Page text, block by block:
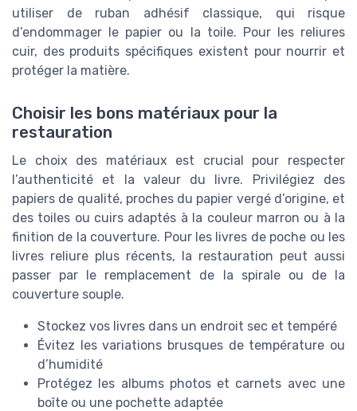
utiliser de ruban adhésif classique, qui risque
d’endommager le papier ou la toile. Pour les reliures
cuir, des produits spécifiques existent pour nourrir et
protéger la matière.
Choisir les bons matériaux pour la
restauration
Le choix des matériaux est crucial pour respecter
l’authenticité et la valeur du livre. Privilégiez des
papiers de qualité, proches du papier vergé d’origine, et
des toiles ou cuirs adaptés à la couleur marron ou à la
finition de la couverture. Pour les livres de poche ou les
livres reliure plus récents, la restauration peut aussi
passer par le remplacement de la spirale ou de la
couverture souple.
Stockez vos livres dans un endroit sec et tempéré
Évitez les variations brusques de température ou
d’humidité
Protégez les albums photos et carnets avec une
boîte ou une pochette adaptée